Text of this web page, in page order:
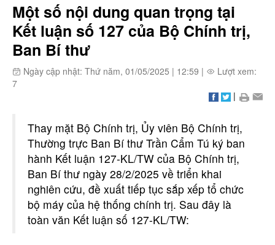
Một số nội dung quan trọng tại
Kết luận số 127 của Bộ Chính trị,
Ban Bí thư
Ngày cập nhật: Thứ năm, 01/05/2025 | 12:59 |
Lượt xem:
7
|
Thay mặt Bộ Chính trị, Ủy viên Bộ Chính trị,
Thường trực Ban Bí thư Trần Cẩm Tú ký ban
hành Kết luận 127-KL/TW của Bộ Chính trị,
Ban Bí thư ngày 28/2/2025 về triển khai
nghiên cứu, đề xuất tiếp tục sắp xếp tổ chức
bộ máy của hệ thống chính trị. Sau đây là
toàn văn Kết luận số 127-KL/TW: